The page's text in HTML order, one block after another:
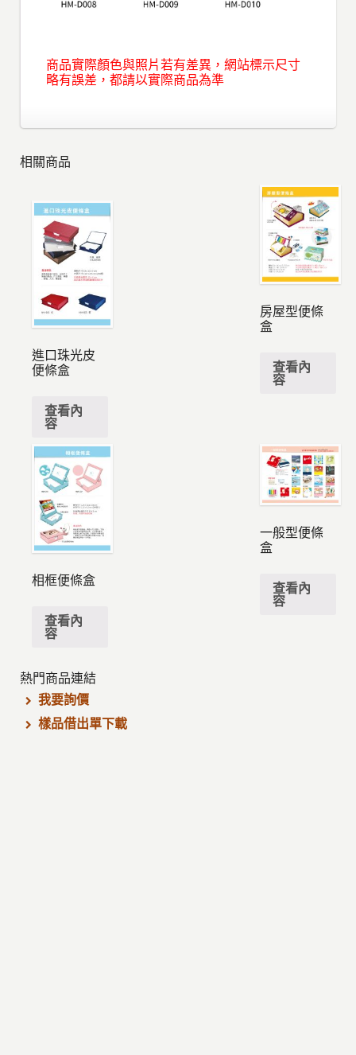
商品實際顏色與照片若有差異，網站標示尺寸
略有誤差，都請以實際商品為準
相關商品
進口珠光皮
便條盒
查看內
容
房屋型便條
盒
查看內
容
相框便條盒
查看內
容
一般型便條
盒
查看內
容
熱門商品連結
我要詢價
樣品借出單下載